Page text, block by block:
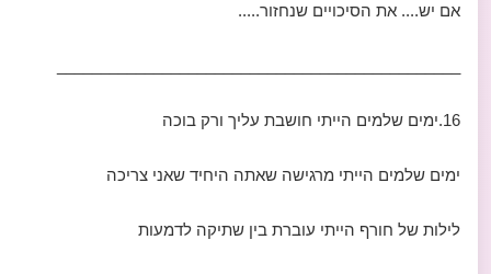
אם יש.... את הסיכויים שנחזור.....
16.ימים שלמים הייתי חושבת עליך ורק בוכה
ימים שלמים הייתי מרגישה שאתה היחיד שאני צריכה
לילות של חורף הייתי עוברת בין שתיקה לדמעות